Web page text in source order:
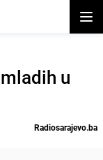
u
Radiosarajevo.ba